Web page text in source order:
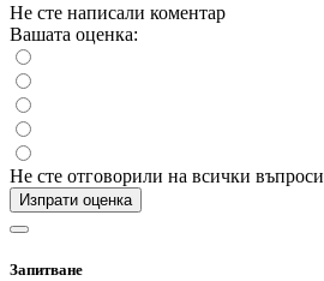
Не сте написали коментар
Вашата оценка:
Не сте отговорили на всички въпроси
Изпрати оценка
Запитване